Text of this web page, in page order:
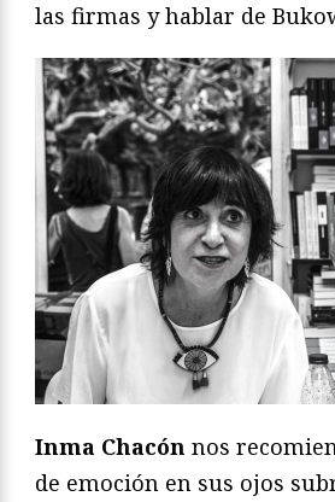
las firmas y hablar de
Inma Chacón nos
de emoción en sus ojos